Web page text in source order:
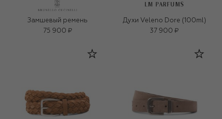
Замшевый ремень
75 900 ₽
LM PARFUMS
Духи Veleno Dore (100ml)
37 900 ₽